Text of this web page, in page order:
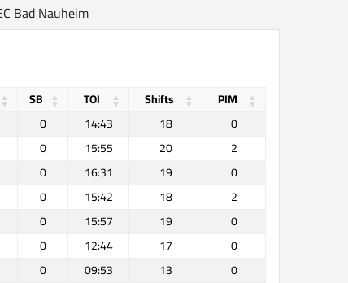
Bad Nauheim
SB TOI Shifts
PIM
0 14:43 18
0
0 15:55 20
2
0 16:31 19
0
0 15:42 18
2
0 15:57 19
0
0 12:44 17
0
0 09:53 13
0